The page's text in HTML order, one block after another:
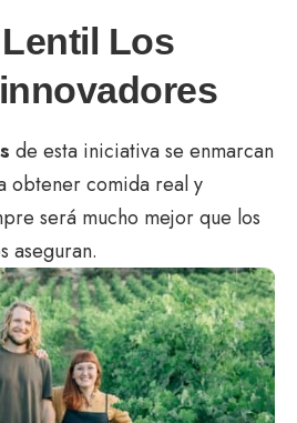
Los
de esta iniciativa se enmarcan
obtener comida real y
será mucho mejor que los
aseguran.